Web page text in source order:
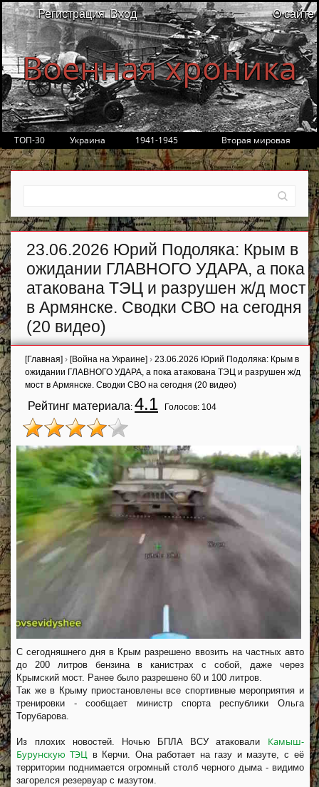
Регистрация Вход О сайте
Военная хроника
ТОП-30 Украина 1941-1945 Вторая мировая
23.06.2026 Юрий Подоляка: Крым в
ожидании ГЛАВНОГО УДАРА, а пока
атакована ТЭЦ и разрушен ж/д мост
в Армянске. Сводки СВО на сегодня
(20 видео)
[Главная] › [Война на Украине] › 23.06.2026 Юрий Подоляка: Крым в
ожидании ГЛАВНОГО УДАРА, а пока атакована ТЭЦ и разрушен ж/д
мост в Армянске. Сводки СВО на сегодня (20 видео)
Рейтинг материала: 4.1 Голосов: 104
С сегодняшнего дня в Крым разрешено ввозить на частных авто
до 200 литров бензина в канистрах с собой, даже через
Крымский мост. Ранее было разрешено 60 и 100 литров.
Так же в Крыму приостановлены все спортивные мероприятия и
тренировки - сообщает министр спорта республики Ольга
Торубарова.
Из плохих новостей. Ночью БПЛА ВСУ атаковали
Камыш-
Бурунскую ТЭЦ в Керчи. Она работает на газу и мазуте, с её
территории поднимается огромный столб черного дыма - видимо
загорелся резервуар с мазутом.